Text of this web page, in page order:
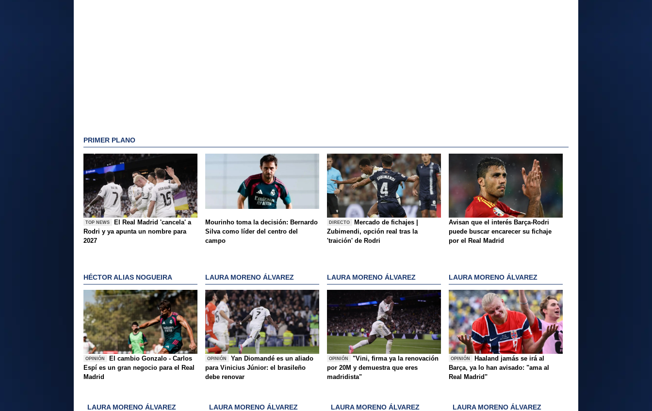
PRIMER PLANO
TOP NEWS
El Real Madrid 'cancela' a
Rodri y ya apunta un nombre para
2027
Mourinho toma la decisión: Bernardo
Silva como líder del centro del
campo
DIRECTO
Mercado de fichajes |
Zubimendi, opción real tras la
'traición' de Rodri
Avisan que el interés Barça-Rodri
puede buscar encarecer su fichaje
por el Real Madrid
HÉCTOR ALIAS NOGUEIRA
OPINIÓN
El cambio Gonzalo - Carlos
Espí es un gran negocio para el Real
Madrid
LAURA MORENO ÁLVAREZ
OPINIÓN
Yan Diomandé es un aliado
para Vinicius Júnior: el brasileño
debe renovar
LAURA MORENO ÁLVAREZ
OPINIÓN
"Vini, firma ya la renovación
por 20M y demuestra que eres
madridista"
LAURA MORENO ÁLVAREZ
OPINIÓN
Haaland jamás se irá al
Barça, ya lo han avisado: "ama al
Real Madrid"
LAURA MORENO ÁLVAREZ LAURA MORENO ÁLVAREZ LAURA MORENO ÁLVAREZ LAURA MORENO ÁLVAREZ